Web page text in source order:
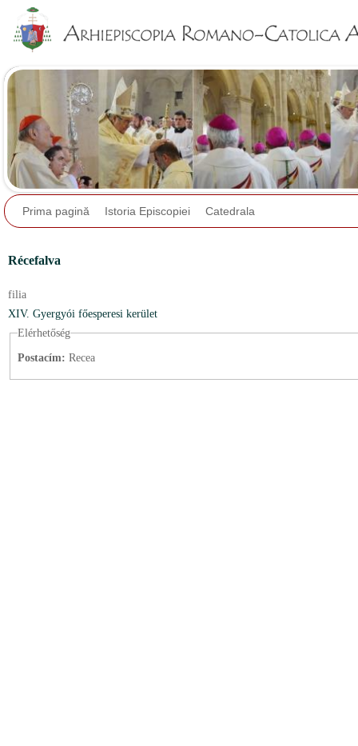
Prima pagină Istoria Episcopiei Catedrala
Récefalva
filia
XIV. Gyergyói főesperesi kerület
Elérhetőség
Postacím: Recea